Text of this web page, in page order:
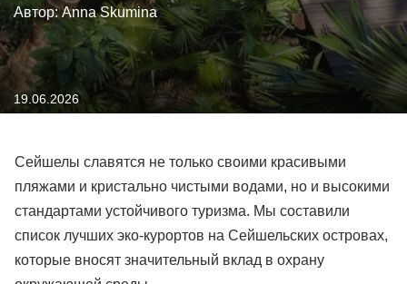
Автор: Anna Skumina
19.06.2026
Сейшелы славятся не только своими красивыми
пляжами и кристально чистыми водами, но и высокими
стандартами устойчивого туризма. Мы составили
список лучших эко-курортов на Сейшельских островах,
которые вносят значительный вклад в охрану